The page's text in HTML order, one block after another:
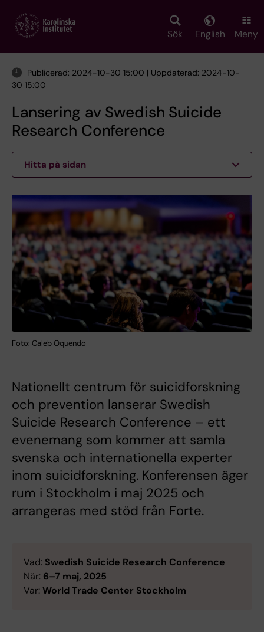
main
Sök English Meny
Publicerad: 2024-10-30 15:00 | Uppdaterad: 2024-10-
30 15:00
Lansering av Swedish Suicide
Research Conference
Hitta på sidan
Foto: Caleb Oquendo
Nationellt centrum för suicidforskning
och prevention lanserar Swedish
Suicide Research Conference – ett
evenemang som kommer att samla
svenska och internationella experter
inom suicidforskning. Konferensen äger
rum i Stockholm i maj 2025 och
arrangeras med stöd från Forte.
Vad: Swedish Suicide Research Conference
När: 6–7 maj, 2025
Var:World Trade Center Stockholm